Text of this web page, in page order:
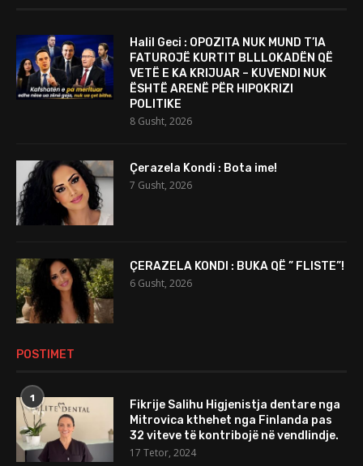
Halil Geci : OPOZITA NUK MUND T’IA
FATUROJË KURTIT BLLLOKADËN QË
VETË E KA KRIJUAR – KUVENDI NUK
ËSHTË ARENË PËR HIPOKRIZI
POLITIKE
8 Gusht, 2026
Çerazela Kondi : Bota ime!
7 Gusht, 2026
ÇERAZELA KONDI : BUKA QË ” FLISTE”!
6 Gusht, 2026
POSTIMET
1
Fikrije Salihu Higjenistja dentare nga
Mitrovica kthehet nga Finlanda pas
32 viteve të kontribojë në vendlindje.
17 Tetor, 2024